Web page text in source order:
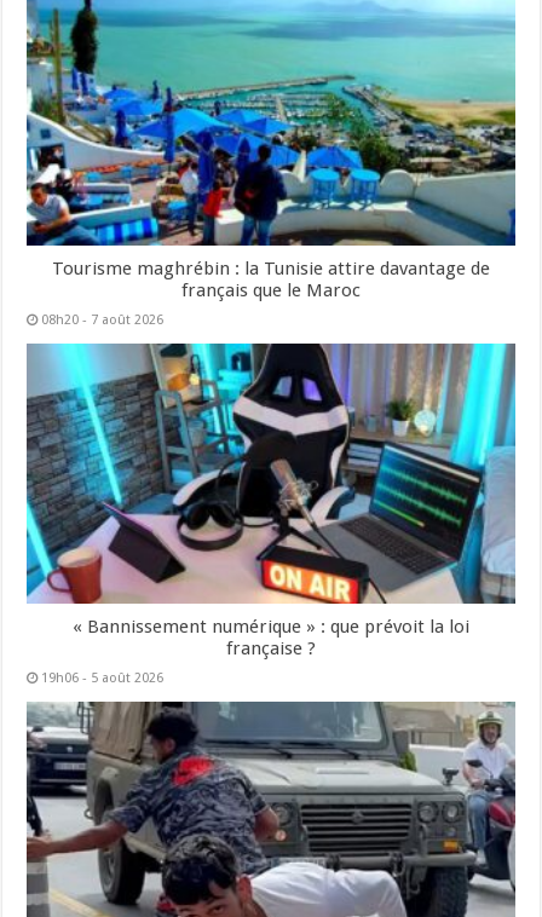
Tourisme maghrébin : la Tunisie attire davantage de
français que le Maroc
08h20 - 7 août 2026
« Bannissement numérique » : que prévoit la loi
française ?
19h06 - 5 août 2026